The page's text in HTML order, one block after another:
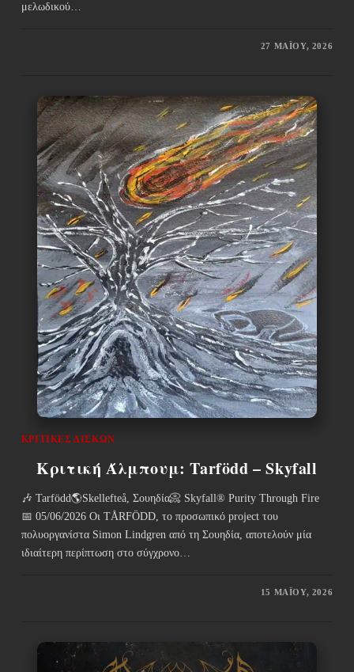
μελωδικού…
27 ΜΑΪ́ΟΥ, 2026
ΚΡΙΤΙΚΈΣ ΔΊΣΚΩΝ
Κριτική Άλμπουμ: Tarfödd – Skyfall
🎶 Tarfödd🌎Skellefteå, Σουηδία📀 Skyfall® Purity Through Fire
📅 05/06/2026 Οι TÅRFÖDD, το προσωπικό project του
πολυοργανίστα Simon Lindgren από τη Σουηδία, αποτελούν μία
ιδιαίτερη περίπτωση στο σύγχρονο…
15 ΜΑΪ́ΟΥ, 2026